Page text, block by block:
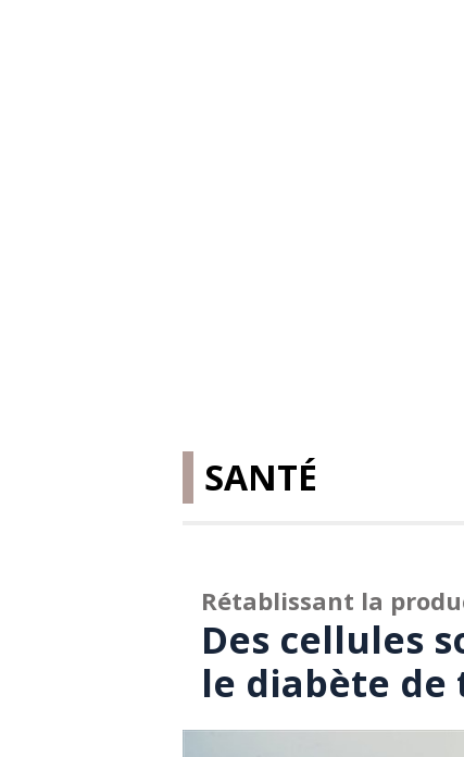
SANTÉ
Rétablissant la
Des cellules
le diabète de